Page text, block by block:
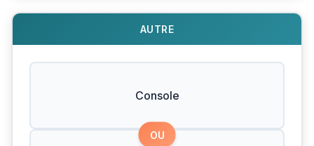
AUTRE
Console
OU